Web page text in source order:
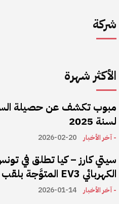
شركة
الأكثر شهرة
مبوب تكشف عن حصيلة
لسنة 2025
- آخر الأخبار 2026-02-20
سيتي كارز – كيا تطلق في
الكهربائي EV3 المتوَّجة بلقب سيارة العام عالميًا
- آخر الأخبار 2026-01-14